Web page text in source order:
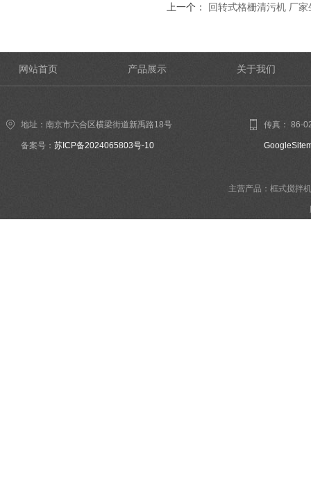
上一个： 回转式格栅清污机 厂
网站首页 产品展示 关于我们
地址：南京市六合区横梁街道新禹路18号
备案号： 苏ICP备2024065803号-10
传真： 86-
主营产品：框式搅拌